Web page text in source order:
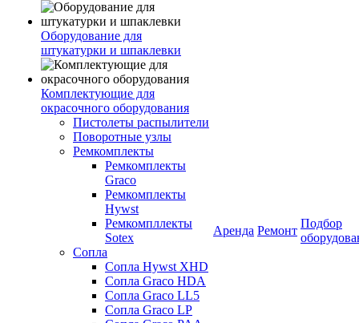
Оборудование для
штукатурки и шпаклевки
Комплектующие для
окрасочного оборудования
Пистолеты распылители
Поворотные узлы
Ремкомплекты
Ремкомплекты
Graco
Ремкомплекты
Hywst
Ремкомпллекты
Sotex
Сопла
Сопла Hywst XHD
Сопла Graco HDA
Сопла Graco LL5
Сопла Graco LP
Аренда Ремонт
Подбор